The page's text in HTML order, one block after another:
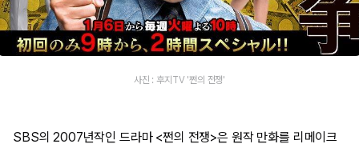
사진 : 후지TV '쩐의 전쟁'
SBS의 2007년작인 드라마 <쩐의 전쟁>은 원작 만화를 리메이크